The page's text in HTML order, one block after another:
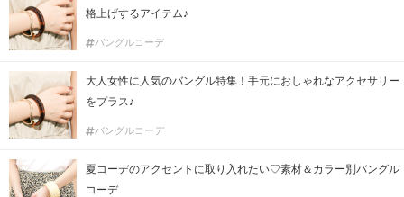
格上げするアイテム♪
バングルコーデ
大人女性に人気のバングル特集！手元におしゃれなアクセサリー
をプラス♪
バングルコーデ
夏コーデのアクセントに取り入れたい♡素材＆カラー別バングル
コーデ